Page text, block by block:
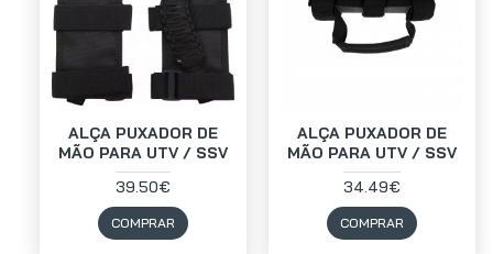
ALÇA PUXADOR DE
MÃO PARA UTV / SSV
39.50€
COMPRAR
ALÇA PUXADOR DE
MÃO PARA UTV / SSV
34.49€
COMPRAR